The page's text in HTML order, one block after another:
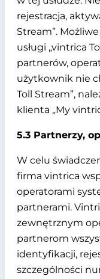
rejestracja,
Stream”.
usługi „vintrica
partnerów,
użytkownik nie
Toll Stream”,
klienta „My
5.3 Partnerzy,
W celu
firma vintrica
operatorami
partnerami.
zewnętrznym
partnerom
identyfikacji,
szczególności